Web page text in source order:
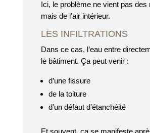
Ici, le problème ne vient pas
mais de l’air intérieur.
LES INFILTRATIONS
Dans ce cas, l’eau entre
le bâtiment. Ça peut venir :
d’une fissure
de la toiture
d’un défaut d’étanchéité
Et souvent, ça se manifeste